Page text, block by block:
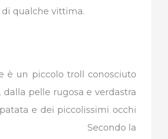
qualche vittima.
è un piccolo troll conosciuto
pelle rugosa e verdastra
e dei piccolissimi occhi
la